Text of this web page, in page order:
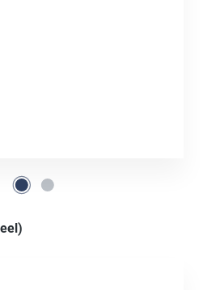
De “WLa”-elektroden
Universeel toepasbaar voor
voor lassen met hogere